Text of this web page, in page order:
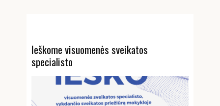
Ieškome visuomenės sveikatos
specialisto